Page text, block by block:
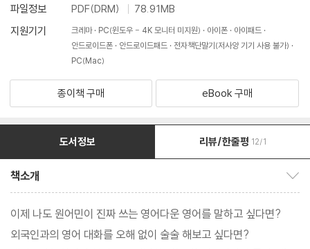
파일정보
PDF(DRM)
78.91MB
지원기기
크레마 PC(윈도우 - 4K 모니터 미지원) 아이폰
아이패드
안드로이드폰
안드로이드패드
전자책단말기(저사양 기기 사용 불가)
PC(Mac)
종이책 구매 eBook 구매
도서정보 리뷰/한줄평 12/1
책소개
이제 나도 원어민이 진짜 쓰는 영어다운 영어를 말하고 싶다면?
외국인과의 영어 대화를 오해 없이 술술 해보고 싶다면?